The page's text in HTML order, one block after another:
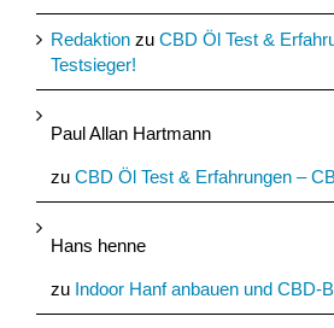
Redaktion zu CBD Öl Test &
Testsieger!
Paul Allan Hartmann
zu CBD Öl Test & Erfahrungen –
Hans henne
zu Indoor Hanf anbauen und CBD-